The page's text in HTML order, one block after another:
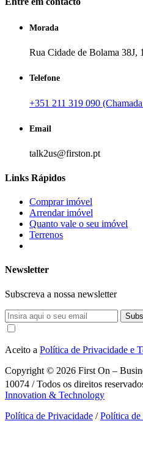
Morada
Rua Cidade de Bolama 38J,
Telefone
+351 211 319 090
Email
talk2us@firston.pt
Links Rápidos
Comprar imóvel
Arrendar imóvel
Quanto vale o seu imóvel
Terrenos
Newsletter
Subscreva a nossa newsletter
Aceito a Política de Privacidade e
Copyright © 2026 First On –
10074 / Todos os direitos
Innovation & Technology
Política de Privacidade /Política